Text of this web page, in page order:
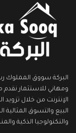
البركة سووق المملوك
ومهاني للاستثمار
الإنترنت من خلال تزويد
البيع والتسوق المثالية
والتكنولوجيا الذكية